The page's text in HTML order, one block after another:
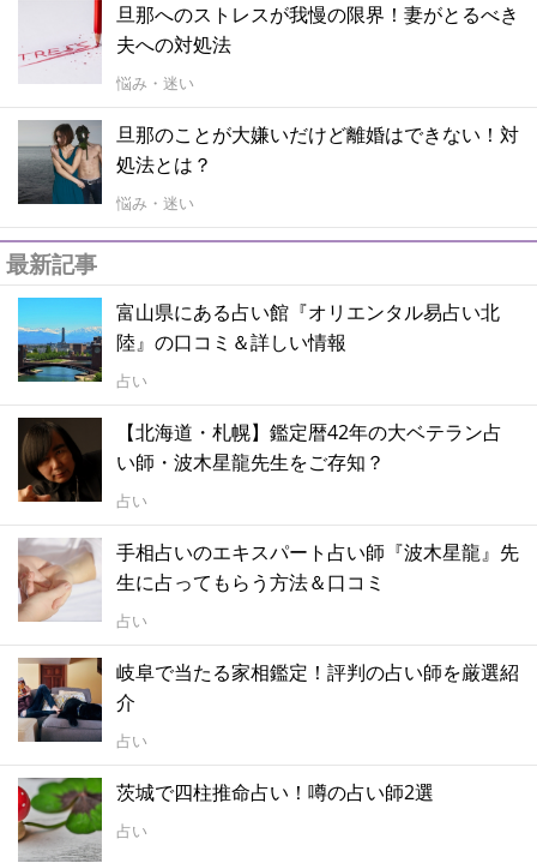
旦那へのストレスが我慢の限界！妻がとるべき
夫への対処法
悩み・迷い
旦那のことが大嫌いだけど離婚はできない！対
処法とは？
悩み・迷い
最新記事
富山県にある占い館『オリエンタル易占い北
陸』の口コミ＆詳しい情報
占い
【北海道・札幌】鑑定暦42年の大ベテラン占
い師・波木星龍先生をご存知？
占い
手相占いのエキスパート占い師『波木星龍』先
生に占ってもらう方法＆口コミ
占い
岐阜で当たる家相鑑定！評判の占い師を厳選紹
介
占い
茨城で四柱推命占い！噂の占い師2選
占い